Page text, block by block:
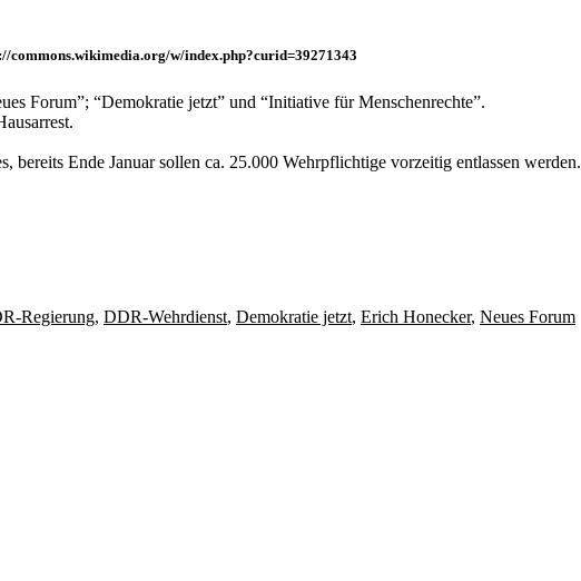
commons.wikimedia.org/w/index.php?curid=39271343
Forum”; “Demokratie jetzt” und “Initiative für Menschenrechte”.
Ende Januar sollen ca. 25.000 Wehrpflichtige vorzeitig entlassen werden.
Regierung, DDR-Wehrdienst, Demokratie jetzt, Erich Honecker, Neues Forum